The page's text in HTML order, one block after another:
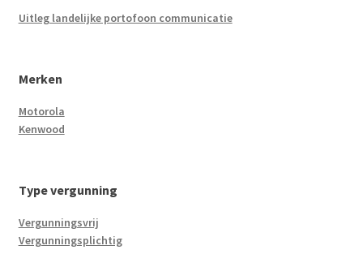
Uitleg landelijke portofoon communicatie
Merken
Motorola
Kenwood
Type vergunning
Vergunningsvrij
Vergunningsplichtig